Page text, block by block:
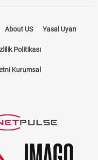
About US Yasal Uyarı
Politikası
Kurumsal